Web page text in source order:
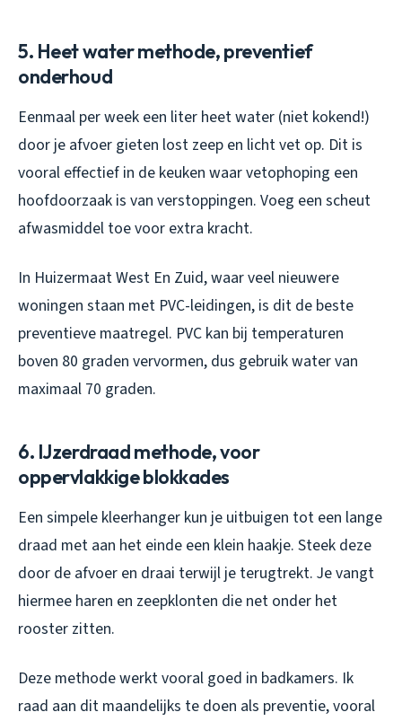
5. Heet water methode, preventief
onderhoud
Eenmaal per week een liter heet water (niet kokend!)
door je afvoer gieten lost zeep en licht vet op. Dit is
vooral effectief in de keuken waar vetophoping een
hoofdoorzaak is van verstoppingen. Voeg een scheut
afwasmiddel toe voor extra kracht.
In Huizermaat West En Zuid, waar veel nieuwere
woningen staan met PVC-leidingen, is dit de beste
preventieve maatregel. PVC kan bij temperaturen
boven 80 graden vervormen, dus gebruik water van
maximaal 70 graden.
6. IJzerdraad methode, voor
oppervlakkige blokkades
Een simpele kleerhanger kun je uitbuigen tot een lange
draad met aan het einde een klein haakje. Steek deze
door de afvoer en draai terwijl je terugtrekt. Je vangt
hiermee haren en zeepklonten die net onder het
rooster zitten.
Deze methode werkt vooral goed in badkamers. Ik
raad aan dit maandelijks te doen als preventie, vooral